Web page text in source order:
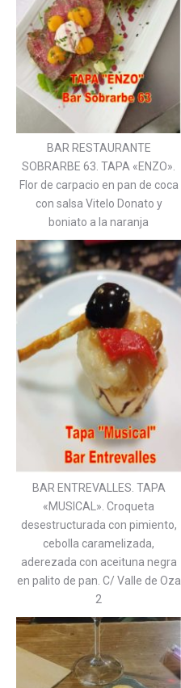
BAR RESTAURANTE
SOBRARBE 63. TAPA «ENZO».
Flor de carpacio en pan de coca
con salsa Vitelo Donato y
boniato a la naranja
BAR ENTREVALLES. TAPA
«MUSICAL». Croqueta
desestructurada con pimiento,
cebolla caramelizada,
aderezada con aceituna negra
en palito de pan. C/ Valle de Oza
2